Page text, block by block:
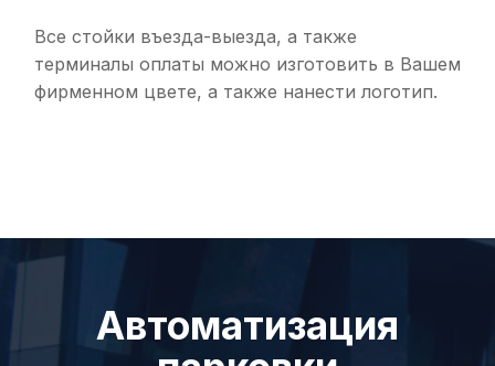
Все стойки въезда-выезда, а также
терминалы оплаты можно изготовить в Вашем
фирменном цвете, а также нанести логотип.
Автоматизация